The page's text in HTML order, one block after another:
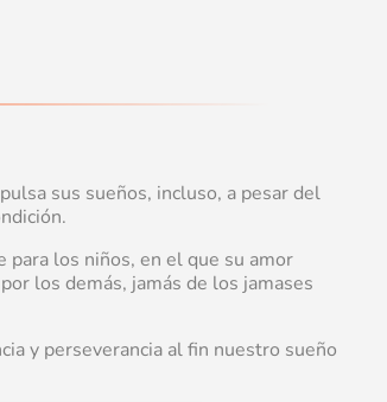
sus sueños, incluso, a pesar del
los niños, en el que su amor
los demás, jamás de los jamases
y perseverancia al fin nuestro sueño